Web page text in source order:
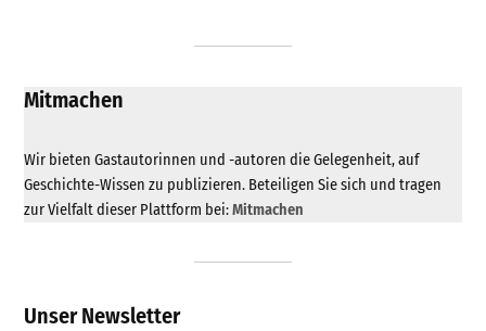
Mitmachen
Wir bieten Gastautorinnen und -autoren die Gelegenheit, auf
Geschichte-Wissen zu publizieren. Beteiligen Sie sich und tragen
zur Vielfalt dieser Plattform bei:Mitmachen
Unser Newsletter